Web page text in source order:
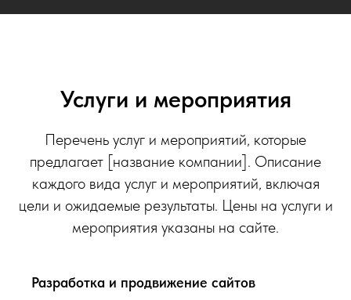
Услуги и мероприятия
Перечень услуг и мероприятий, которые
предлагает [название компании]. Описание
каждого вида услуг и мероприятий, включая
цели и ожидаемые результаты. Цены на услуги и
мероприятия указаны на сайте.
Разработка и продвижение сайтов